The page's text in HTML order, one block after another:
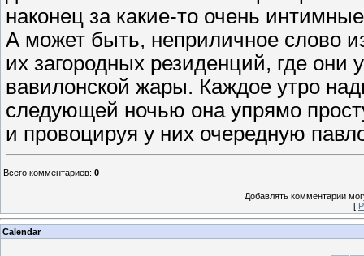
наконец за какие-то очень
А может быть, неприличное слово
их загородных резиденций, где они
вавилонской жары. Каждое утро
следующей ночью она упрямо
и провоцируя у них очередную
Всего комментариев: 0
Добавлять комментарии
[
Calendar